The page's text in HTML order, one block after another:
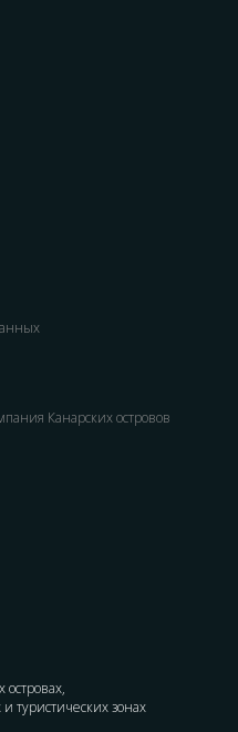
Канарских островов
и туристических зонах